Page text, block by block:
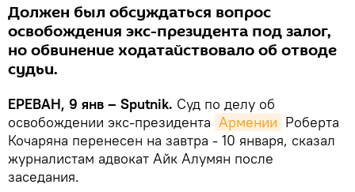
Должен был обсуждаться вопрос
освобождения экс-президента под залог,
но обвинение ходатайствовало об отводе
судьи.
ЕРЕВАН, 9 янв – Sputnik. Суд по делу об
освобождении экс-президента Армении Роберта
Кочаряна перенесен на завтра - 10 января, сказал
журналистам адвокат Айк Алумян после
заседания.